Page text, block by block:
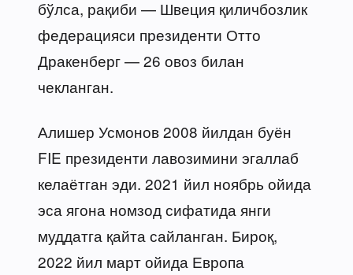
бўлса, рақиби — Швеция қиличбозлик
федерацияси президенти Отто
Дракенберг — 26 овоз билан
чекланган.
Алишер Усмонов 2008 йилдан буён
FIE президенти лавозимини эгаллаб
келаётган эди. 2021 йил ноябрь ойида
эса ягона номзод сифатида янги
муддатга қайта сайланган. Бироқ,
2022 йил март ойида Европа